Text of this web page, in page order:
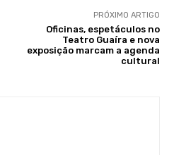
PRÓXIMO ARTIGO
Oficinas, espetáculos no
Teatro Guaíra e nova
exposição marcam a agenda
cultural